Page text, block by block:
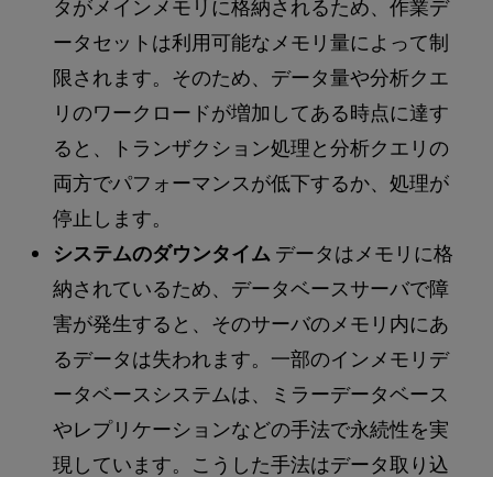
タがメインメモリに格納されるため、作業デ
ータセットは利用可能なメモリ量によって制
限されます。そのため、データ量や分析クエ
リのワークロードが増加してある時点に達す
ると、トランザクション処理と分析クエリの
両方でパフォーマンスが低下するか、処理が
停止します。
システムのダウンタイム データはメモリに格
納されているため、データベースサーバで障
害が発生すると、そのサーバのメモリ内にあ
るデータは失われます。一部のインメモリデ
ータベースシステムは、ミラーデータベース
やレプリケーションなどの手法で永続性を実
現しています。こうした手法はデータ取り込